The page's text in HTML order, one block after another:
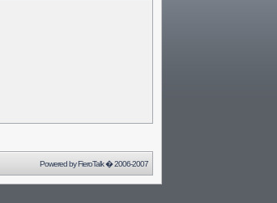
Powered byFieroTalk� 2006-2007